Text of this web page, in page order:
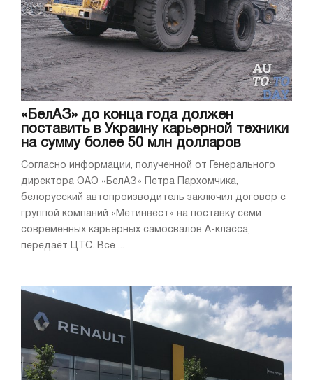
«БелАЗ» до конца года должен
поставить в Украину карьерной техники
на сумму более 50 млн долларов
Согласно информации, полученной от Генерального
директора ОАО «БелАЗ» Петра Пархомчика,
белорусский автопроизводитель заключил договор с
группой компаний «Метинвест» на поставку семи
современных карьерных самосвалов A-класса,
передаёт ЦТС. Все ...